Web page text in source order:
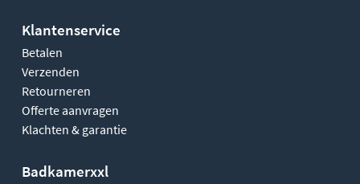
Klantenservice
Betalen
Verzenden
Retourneren
Offerte aanvragen
Klachten & garantie
Badkamerxxl